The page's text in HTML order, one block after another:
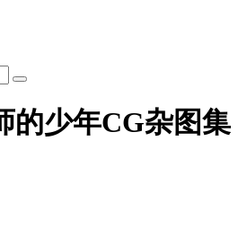
的少年CG杂图集